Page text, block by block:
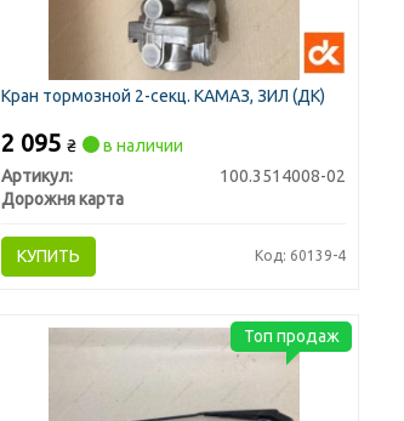
Кран тормозной 2-секц. КАМАЗ, ЗИЛ (ДК)
2 095₴
в наличии
Артикул:
100.3514008-02
Дорожня карта
КУПИТЬ Код: 60139-4
Топ продаж